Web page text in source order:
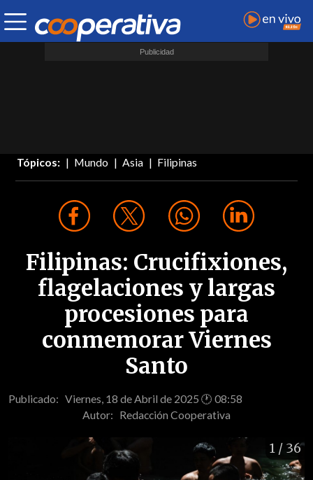
Tópicos: Mundo Asia Filipinas
Filipinas: Crucifixiones,
flagelaciones y largas
procesiones para
conmemorar Viernes
Santo
Publicado: Viernes, 18 de Abril de 2025 🕐 08:58
Autor: Redacción Cooperativa
1 / 36